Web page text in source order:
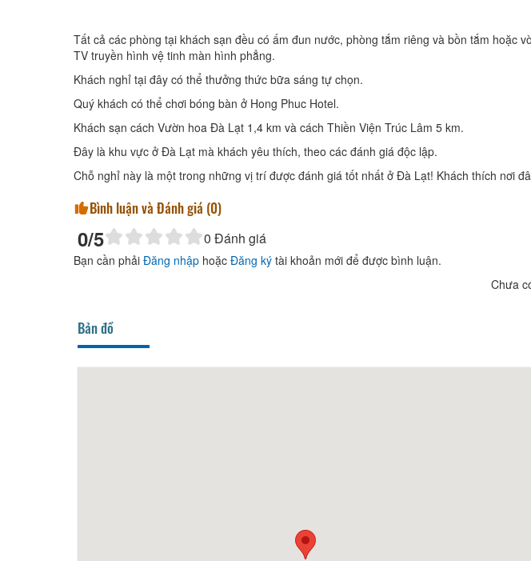
Tất cả các phòng tại khách sạn đều có ấm đun nước, phòng tắm riêng và bồn tắm hoặc
TV truyền hình vệ tinh màn hình phẳng.
Khách nghỉ tại đây có thể thưởng thức bữa sáng tự chọn.
Quý khách có thể chơi bóng bàn ở Hong Phuc Hotel.
Khách sạn cách Vườn hoa Đà Lạt 1,4 km và cách Thiền Viện Trúc Lâm 5 km.
Đây là khu vực ở Đà Lạt mà khách yêu thích, theo các đánh giá độc lập.
Chỗ nghỉ này là một trong những vị trí được đánh giá tốt nhất ở Đà Lạt! Khách thích nơi
Bình luận và Đánh giá (0)
0/5 0 Đánh giá
Bạn cần phải Đăng nhập hoặc Đăng ký tài khoản mới để được bình luận.
Chưa
Bản đồ